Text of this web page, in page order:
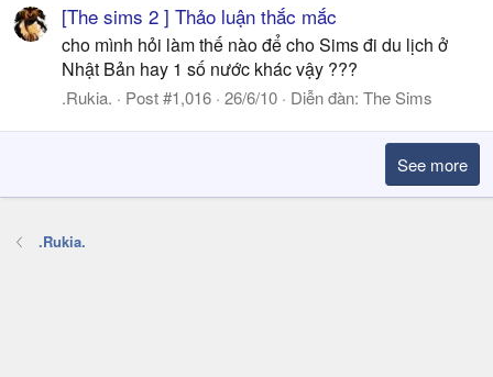
[The sims 2 ] Thảo luận thắc mắc
cho mình hỏi làm thế nào để cho Sims đi du lịch ở
Nhật Bản hay 1 số nước khác vậy ???
.Rukia. Post #1,016 26/6/10 Diễn đàn: The Sims
See more
.Rukia.